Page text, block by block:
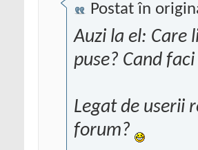
Postat în
Auzi la el: Care
puse? Cand
Legat de userii
forum?